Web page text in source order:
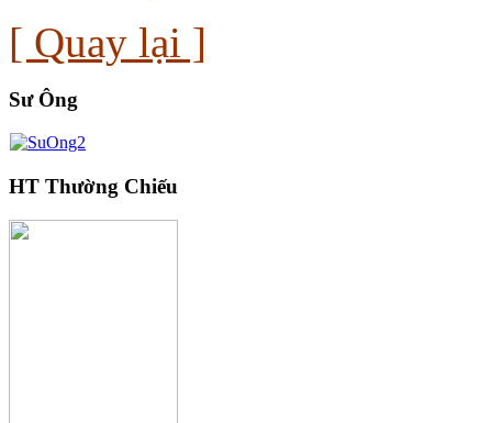
[ Quay lại ]
Sư Ông
HT Thường Chiếu